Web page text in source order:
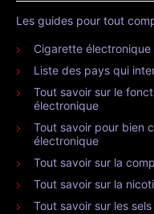
Les guides pour tout
Cigarette électronique
Liste des pays qui
Tout savoir sur le
électronique
Tout savoir pour bien
électronique
Tout savoir sur la
Tout savoir sur la
Tout savoir sur les